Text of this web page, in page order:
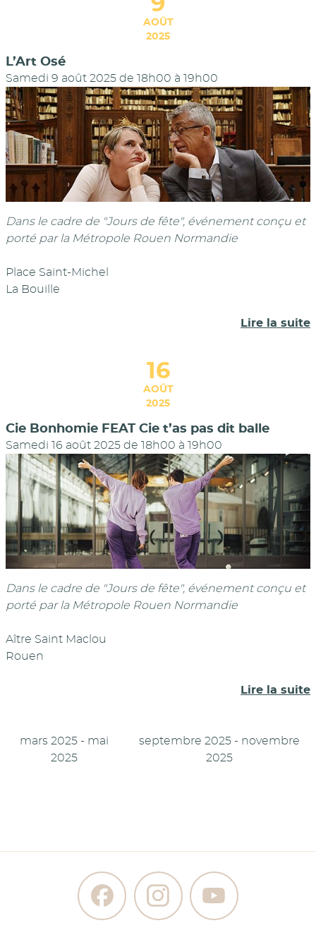
AOÛT
2025
L’Art Osé
Samedi 9 août 2025 de 18h00 à 19h00
Dans le cadre de "Jours de fête", événement conçu et
porté par la Métropole Rouen Normandie
Place Saint-Michel
La Bouille
Lire la suite
16
AOÛT
2025
Cie Bonhomie FEAT Cie t’as pas dit balle
Samedi 16 août 2025 de 18h00 à 19h00
Dans le cadre de "Jours de fête", événement conçu et
porté par la Métropole Rouen Normandie
Aître Saint Maclou
Rouen
Lire la suite
mars 2025 - mai
2025
septembre 2025 - novembre
2025